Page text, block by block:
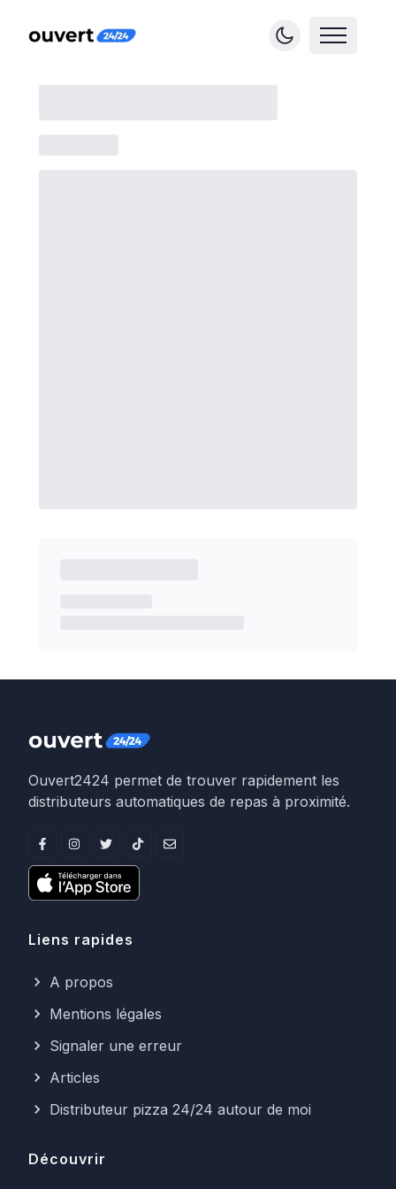
Ouvert2424 permet de trouver rapidement les
distributeurs automatiques de repas à proximité.
Liens rapides
A propos
Mentions légales
Signaler une erreur
Articles
Distributeur pizza 24/24 autour de moi
Découvrir